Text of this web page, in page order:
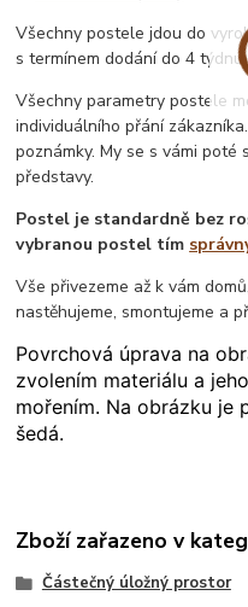
Všechny postele jdou do
s termínem dodání do 4 týdnu.
Všechny parametry postele
individuálního přání
poznámky. My se s vámi poté
představy.
Postel je standardně bez
vybranou postel tím
Vše přivezeme až k vám
nastěhujeme, smontujeme a
Povrchová úprava na
zvolením materiálu a
mořením. Na obrázku je
šedá.
Zboží zařazeno v
Částečný úložný prostor